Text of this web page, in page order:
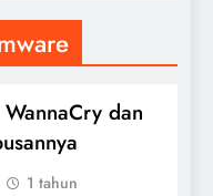
dan
1 tahun